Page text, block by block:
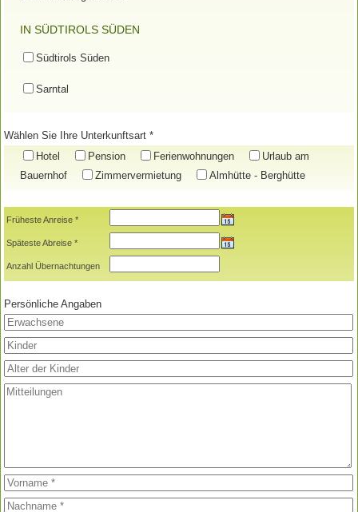
IN SÜDTIROLS SÜDEN
Südtirols Süden
Sarntal
Wählen Sie Ihre Unterkunftsart *
Hotel
Pension Ferienwohnungen
Urlaub am
Bauernhof
Zimmervermietung Almhütte - Berghütte
Früheste Anreise *
Späteste Abreise *
Anzahl Übernachtungen
Persönliche Angaben